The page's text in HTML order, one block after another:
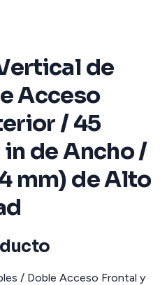
de
Acceso
/ 45
de Ancho /
mm) de Alto